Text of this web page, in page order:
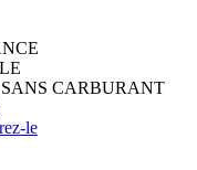
CARBURANT
le